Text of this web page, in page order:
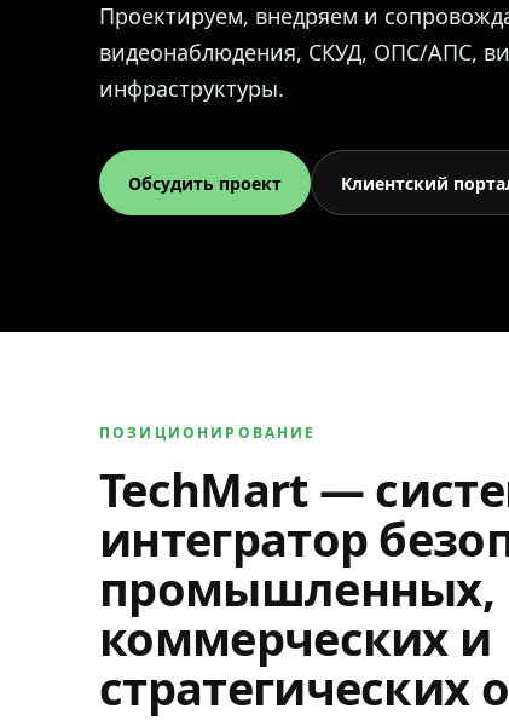
Проектируем, внедряем и
видеонаблюдения, СКУД, ОПС/АПС,
инфраструктуры.
Обсудить проект Клиентский
ПОЗИЦИОНИРОВАНИЕ
TechMart —
интегратор
промышленных,
коммерческих и
стратегических